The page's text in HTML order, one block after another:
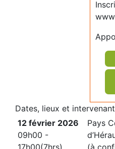
Dates, lieux et
12 février 2026
09h00 -
17h00(7hrs)
Pays
(à